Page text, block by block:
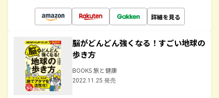
詳細を見る
脳がどんどん強くなる！すごい地球の
歩き方
BOOKS 旅と健康
2022.11.25 発売